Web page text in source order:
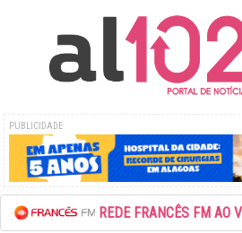
PUBLICIDADE
ESCUTE A REDE FRANCÊS FM AO VIVO